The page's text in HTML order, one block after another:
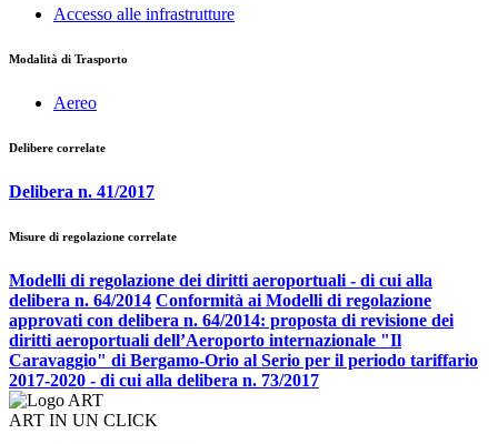
Accesso alle infrastrutture
Modalità di Trasporto
Aereo
Delibere correlate
Delibera n. 41/2017
Misure di regolazione correlate
Modelli di regolazione dei diritti aeroportuali - di cui alla
delibera n. 64/2014 Conformità ai Modelli di regolazione
approvati con delibera n. 64/2014: proposta di revisione dei
diritti aeroportuali dell’Aeroporto internazionale "Il
Caravaggio" di Bergamo-Orio al Serio per il periodo tariffario
2017-2020 - di cui alla delibera n. 73/2017
ART IN UN CLICK